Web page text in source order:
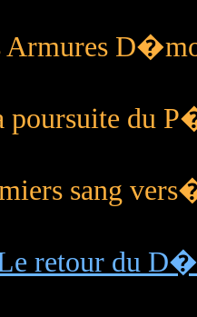
Armures
poursuite du
sang
retour du